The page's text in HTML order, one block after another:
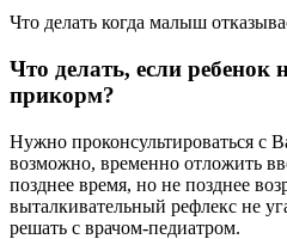
Что делать когда малыш
Что делать, если ребенок
прикорм?
Нужно проконсультироваться с
возможно, временно отложить
позднее время, но не позднее
выталкивательный рефлекс не
решать с врачом-педиатром.